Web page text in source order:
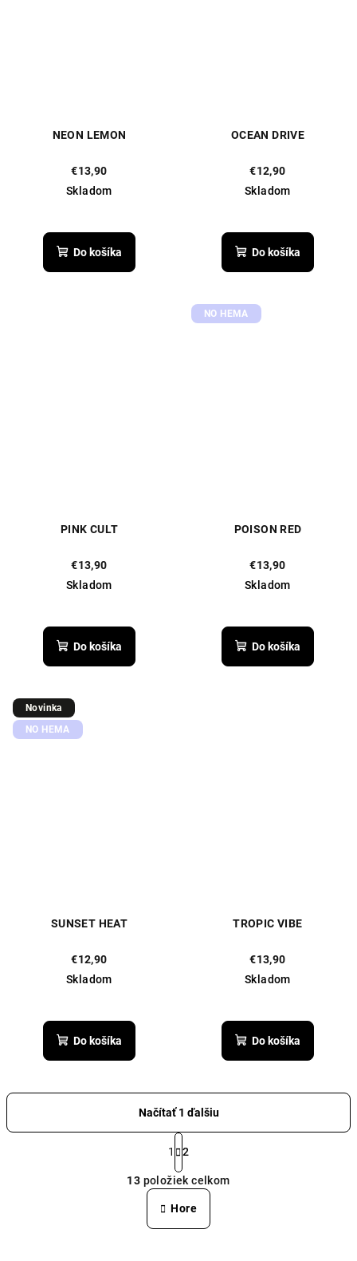
NEON LEMON
€13,90
Skladom
Do košíka
OCEAN DRIVE
€12,90
Skladom
Do košíka
PINK CULT
€13,90
Skladom
Do košíka
NO HEMA
POISON RED
€13,90
Skladom
hodnotenie
produktu
Do košíka
Novinka
NO HEMA
SUNSET HEAT
€12,90
Skladom
Do košíka
TROPIC VIBE
€13,90
Skladom
Do košíka
O
v
l
á
Načítať 1 ďalšiu
S
t
r
á
n
k
o
1 2
13 položiek celkom
Hore